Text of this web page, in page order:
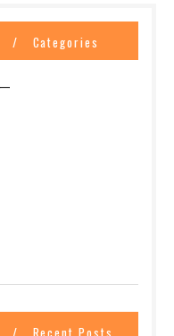
Categories
Recent Posts